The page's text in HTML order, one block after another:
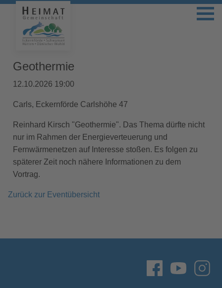
Geothermie
12.10.2026 19:00
Carls, Eckernförde Carlshöhe 47
Reinhard Kirsch "Geothermie". Das Thema dürfte nicht
nur im Rahmen der Energieverteuerung und
Fernwärmenetzen auf Interesse stoßen. Es folgen zu
späterer Zeit noch nähere Informationen zu dem
Vortrag.
Zurück zur Eventübersicht